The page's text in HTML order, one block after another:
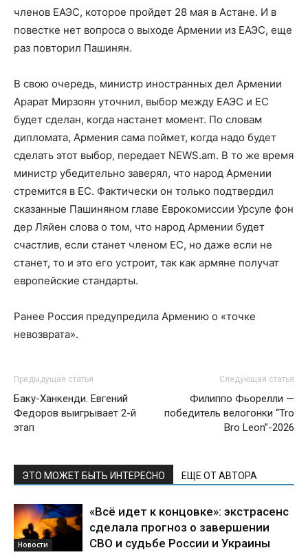
членов ЕАЭС, которое пройдет 28 мая в Астане. И в
повестке нет вопроса о выходе Армении из ЕАЭС, еще
раз повторил Пашинян.
В свою очередь, министр иностранных дел Армении
Арарат Мирзоян уточнил, выбор между ЕАЭС и ЕС
будет сделан, когда настанет момент. По словам
дипломата, Армения сама поймет, когда надо будет
сделать этот выбор, передает NEWS.am. В то же время
министр убедительно заверял, что народ Армении
стремится в ЕС. Фактически он только подтвердил
сказанные Пашиняном главе Еврокомиссии Урсуле фон
дер Ляйен слова о том, что народ Армении будет
счастлив, если станет членом ЕС, но даже если не
станет, то и это его устроит, так как армяне получат
европейские стандарты.
Ранее Россия предупредила Армению о «точке
невозврата».
Предыдущая статья
Баку-Ханкенди. Евгений
Федоров выигрывает 2-й
этап
Следующая статья
Филиппо Фьорелли —
победитель велогонки “Tro
Bro Leon”-2026
ЭТО МОЖЕТ БЫТЬ ИНТЕРЕСНО ЕЩЕ ОТ АВТОРА
Новости
«Всё идет к концовке»: экстрасенс
сделала прогноз о завершении
СВО и судьбе России и Украины